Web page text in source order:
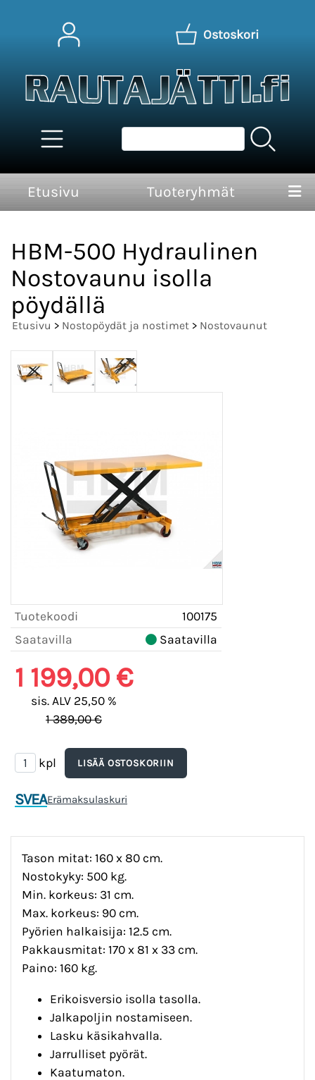
Ostoskori
Etusivu Tuoteryhmät
HBM-500 Hydraulinen
Nostovaunu isolla
pöydällä
Etusivu > Nostopöydät ja nostimet > Nostovaunut
Tuotekoodi
100175
Saatavilla
Saatavilla
1 199,00 €
sis. ALV 25,50 %
1 389,00 €
kpl
SVEAErämaksulaskuri
Tason mitat: 160 x 80 cm.
Nostokyky: 500 kg.
Min. korkeus: 31 cm.
Max. korkeus: 90 cm.
Pyörien halkaisija: 12.5 cm.
Pakkausmitat: 170 x 81 x 33 cm.
Paino: 160 kg.
Erikoisversio isolla tasolla.
Jalkapoljin nostamiseen.
Lasku käsikahvalla.
Jarrulliset pyörät.
Kaatumaton.